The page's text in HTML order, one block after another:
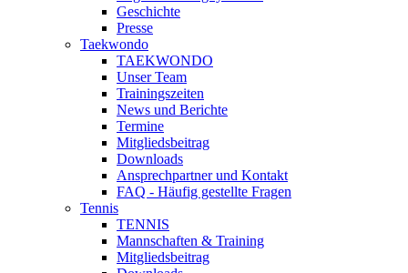
Geschichte
Presse
Taekwondo
TAEKWONDO
Unser Team
Trainingszeiten
News und Berichte
Termine
Mitgliedsbeitrag
Downloads
Ansprechpartner und Kontakt
FAQ - Häufig gestellte Fragen
Tennis
TENNIS
Mannschaften & Training
Mitgliedsbeitrag